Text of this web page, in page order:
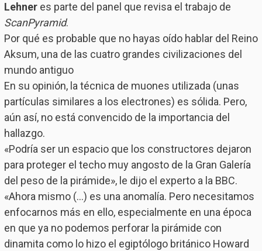
Lehneres parte del panel que revisa el trabajo de
ScanPyramid.
Por qué es probable que no hayas oído hablar del Reino
Aksum, una de las cuatro grandes civilizaciones del
mundo antiguo
En su opinión, la técnica de muones utilizada (unas
partículas similares a los electrones) es sólida. Pero,
aún así, no está convencido de la importancia del
hallazgo.
«Podría ser un espacio que los constructores dejaron
para proteger el techo muy angosto de la Gran Galería
del peso de la pirámide», le dijo el experto a la BBC.
«Ahora mismo (…) es una anomalía. Pero necesitamos
enfocarnos más en ello, especialmente en una época
en que ya no podemos perforar la pirámide con
dinamita como lo hizo el egiptólogo británico Howard